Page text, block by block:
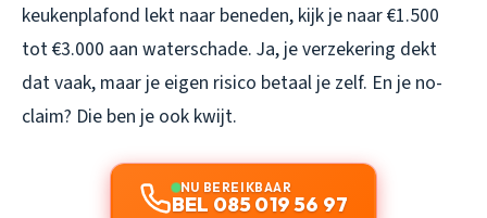
keukenplafond lekt naar beneden, kijk je naar €1.500
tot €3.000 aan waterschade. Ja, je verzekering dekt
dat vaak, maar je eigen risico betaal je zelf. En je no-
claim? Die ben je ook kwijt.
NU BEREIKBAAR
BEL 085 019 56 97